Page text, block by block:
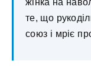
те, що
союз і мріє